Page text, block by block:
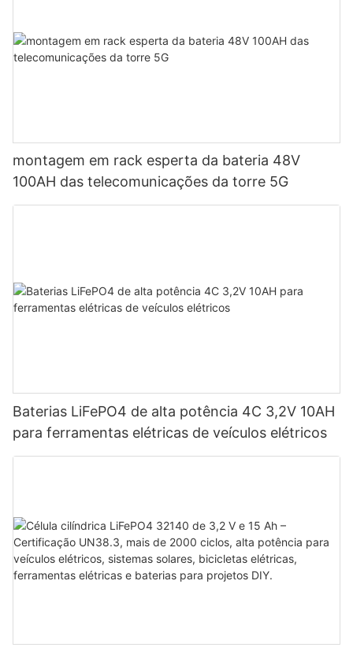
montagem em rack esperta da bateria 48V
100AH ​​das telecomunicações da torre 5G
Baterias LiFePO4 de alta potência 4C 3,2V 10AH
para ferramentas elétricas de veículos elétricos